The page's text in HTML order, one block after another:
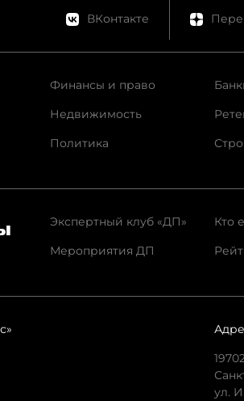
ВКонтакте
Финансы и право
Недвижимость
Политика
Экспертный клуб «ДП»
Мероприятия ДП
Кто
ул.